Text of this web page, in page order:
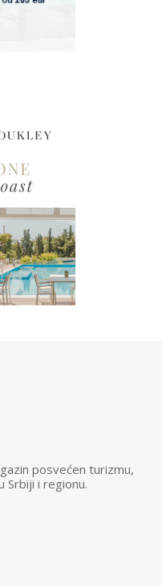
posvećen turizmu,
Srbiji i regionu.